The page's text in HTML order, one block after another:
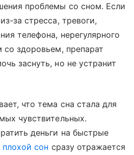
проблемы со сном. Если
за стресса, тревоги,
телефона, нерегулярного
со здоровьем, препарат
заснуть, но не устранит
что тема сна стала для
чувствительных.
деньги на быстрые
плохой сон сразу отражается